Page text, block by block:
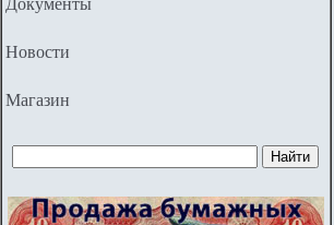
Документы
Новости
Магазин